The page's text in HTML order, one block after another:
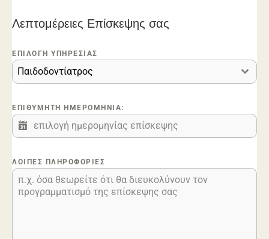
Λεπτομέρειες Επίσκεψης σας
ΕΠΙΛΟΓΉ ΥΠΗΡΕΣΊΑΣ
Παιδοδοντίατρος
ΕΠΙΘΥΜΗΤΉ ΗΜΕΡΟΜΗΝΊΑ:
ΛΟΙΠΈΣ ΠΛΗΡΟΦΟΡΊΕΣ